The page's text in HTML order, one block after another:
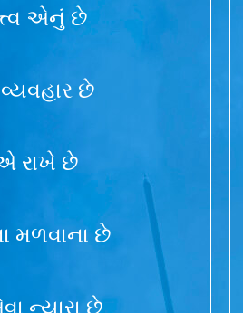
એનું છે
છે
રાખે છે
મળવાના છે
ન્યારા છે